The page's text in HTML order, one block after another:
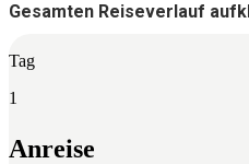
Gesamten Reiseverlauf
Tag
1
Anreise